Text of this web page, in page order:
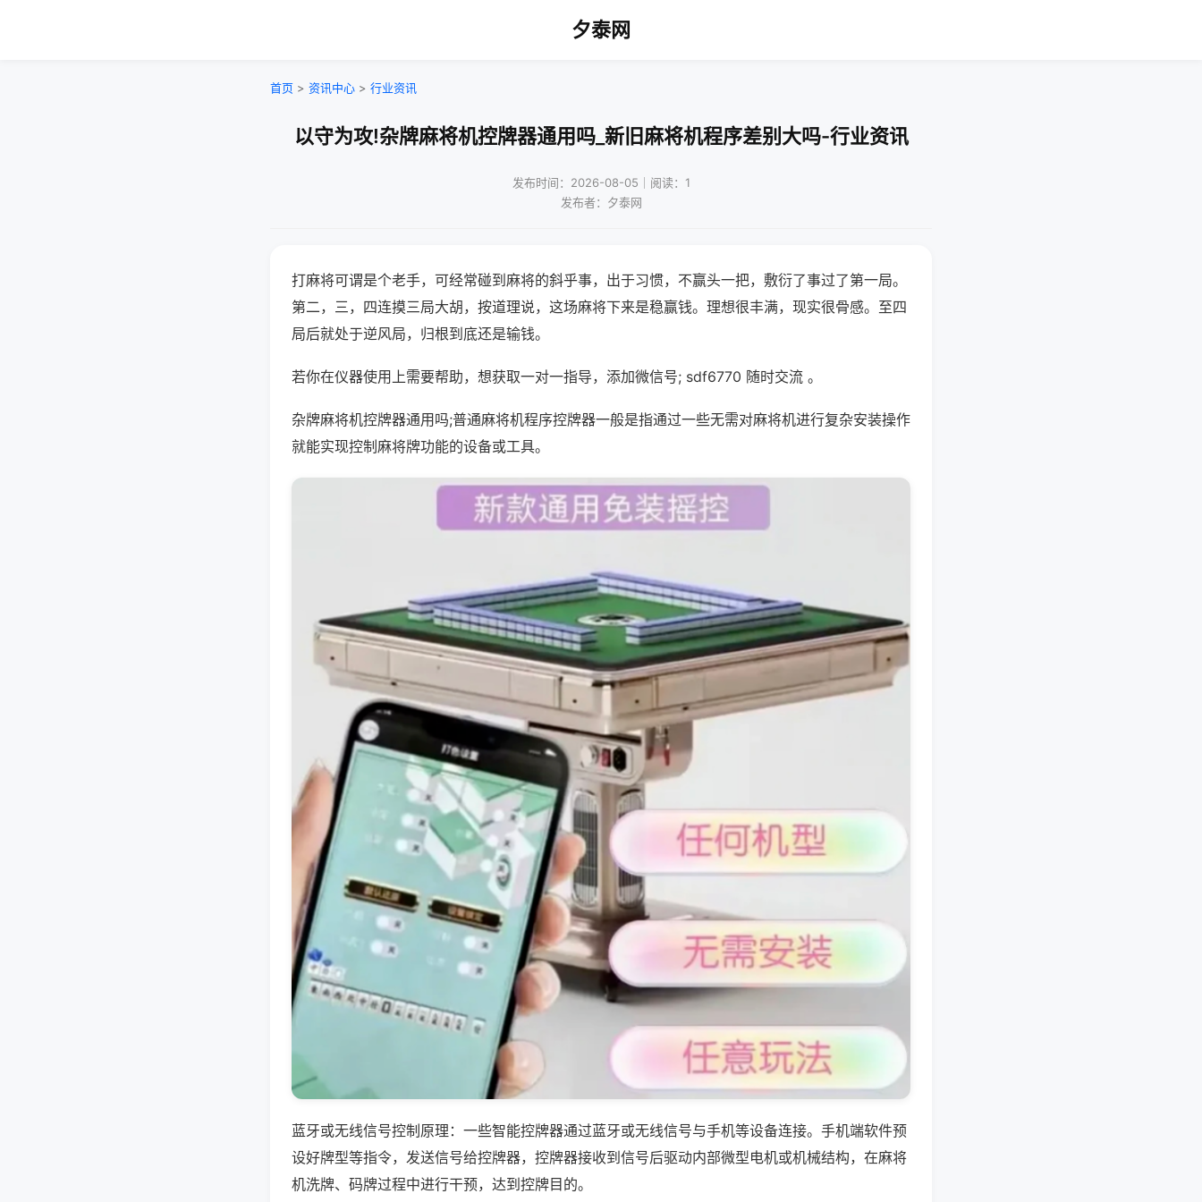
夕泰网
首页 > 资讯中心 > 行业资讯
以守为攻!杂牌麻将机控牌器通用吗_新旧麻将机程序差别大吗-行业资讯
发布时间：2026-08-05｜阅读：1
发布者：夕泰网
打麻将可谓是个老手，可经常碰到麻将的斜乎事，出于习惯，不赢头一把，敷衍了事过了第一局。
第二，三，四连摸三局大胡，按道理说，这场麻将下来是稳赢钱。理想很丰满，现实很骨感。至四
局后就处于逆风局，归根到底还是输钱。
若你在仪器使用上需要帮助，想获取一对一指导，添加微信号; sdf6770 随时交流 。
杂牌麻将机控牌器通用吗;普通麻将机程序控牌器一般是指通过一些无需对麻将机进行复杂安装操作
就能实现控制麻将牌功能的设备或工具。
蓝牙或无线信号控制原理：一些智能控牌器通过蓝牙或无线信号与手机等设备连接。手机端软件预
设好牌型等指令，发送信号给控牌器，控牌器接收到信号后驱动内部微型电机或机械结构，在麻将
机洗牌、码牌过程中进行干预，达到控牌目的。